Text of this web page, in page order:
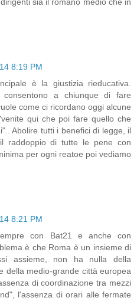
sia il romano medio che in
8:19 PM
è la giustizia rieducativa.
consentono a chiunque di fare
come ci ricordano oggi alcune
qui che poi fare quello che
Abolire tutti i benefici di legge, il
raddoppio di tutte le pene con
per ogni reatoe poi vediamo
8:21 PM
con Bat21 e anche con
è che Roma è un insieme di
assieme, non ha nulla della
della medio-grande città europea
di coordinazione tra mezzi
l'assenza di orari alle fermate